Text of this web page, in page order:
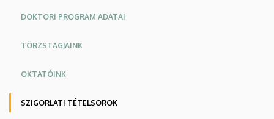
DOKTORI PROGRAM ADATAI
TÖRZSTAGJAINK
OKTATÓINK
SZIGORLATI TÉTELSOROK